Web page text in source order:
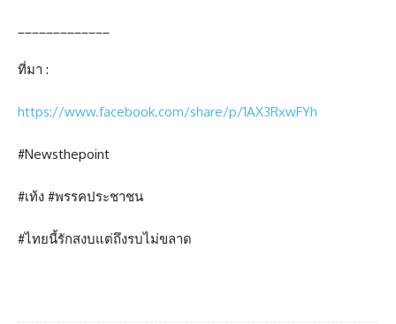
ที่มา :
https://www.facebook.com/share/p/1AX3RxwFYh
#Newsthepoint
#เท้ง #พรรคประชาชน
#ไทยนี้รักสงบแต่ถึงรบไม่ขลาด